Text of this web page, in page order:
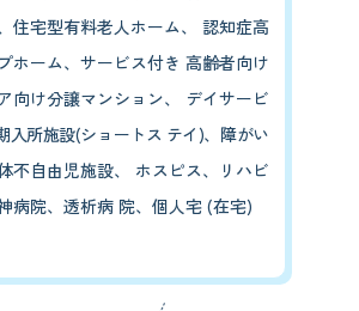
住宅型有料老人ホーム、 認知症高
ホーム、サービス付き 高齢者向け
向け分譲マンション、 デイサービ
入所施設(ショートス テイ)、障がい
不自由児施設、 ホスピス、リハビ
病院、透析病 院、個人宅 (在宅)